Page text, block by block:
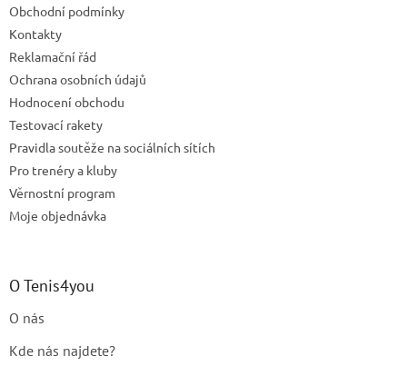
Obchodní podmínky
Kontakty
Reklamační řád
Ochrana osobních údajů
Hodnocení obchodu
Testovací rakety
Pravidla soutěže na sociálních sítích
Pro trenéry a kluby
Věrnostní program
Moje objednávka
O Tenis4you
O nás
Kde nás najdete?